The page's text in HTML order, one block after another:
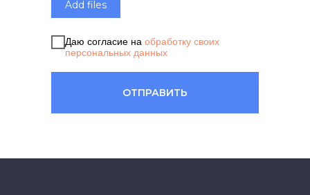
Add files
Даю согласие на обработку своих
персональных данных
ОТПРАВИТЬ